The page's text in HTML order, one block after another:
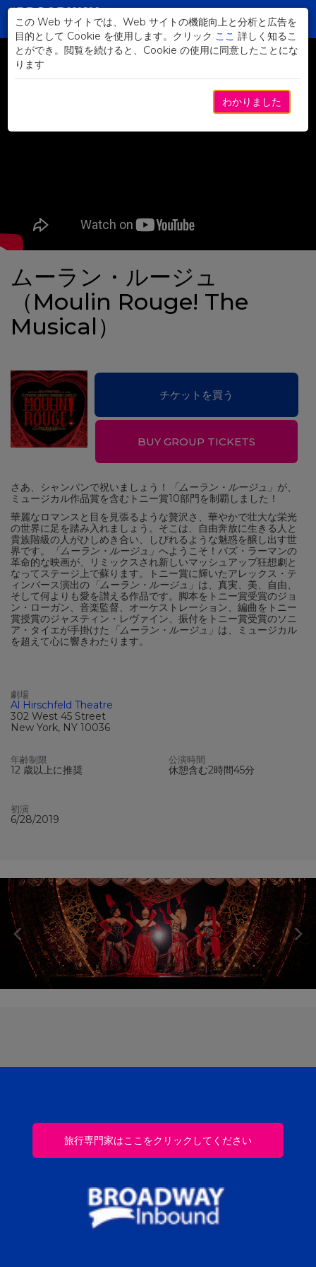
Skip
Main
Content
ムーラン・ルージュ
（Moulin Rouge! The
Musical）
チケットを買う
BUY GROUP TICKETS
さあ、シャンパンで祝いましょう！ 「ムーラン・ルージュ」 が、
ミュージカル作品賞を含むトニー賞10部門を制覇しました！
華麗なロマンスと目を見張るような贅沢さ、華やかで壮大な栄光
の世界に足を踏み入れましょう。そこは、自由奔放に生きる人と
貴族階級の人がひしめき合い、しびれるような魅惑を醸し出す世
界です。
「ムーラン・ルージュ」 へようこそ！バズ・ラーマンの
革命的な映画が、リミックスされ新しいマッシュアップ狂想劇と
なってステージ上で蘇ります。トニー賞に輝いたアレックス・テ
ィンバース演出の 「ムーラン・ルージュ」 は、真実、美、自由、
そして何よりも愛を讃える作品です。脚本をトニー賞受賞のジョ
ン・ローガン、音楽監督、オーケストレーション、編曲をトニー
賞授賞のジャスティン・レヴァイン、振付をトニー賞受賞のソニ
ア・タイエが手掛けた
「ムーラン・ルージュ」 は、ミュージカル
を超えて心に響きわたります。
劇場
Al Hirschfeld Theatre
302 West 45 Street
New York, NY 10036
年齢制限
12 歳以上に推奨
公演時間
休憩含む2時間45分
初演
6/28/2019
Previous
この Web サイトでは、Web サイトの機能向上と分析と広告を
目的として Cookie を使用します。クリック ここ 詳しく知るこ
とができ。閲覧を続けると、Cookie の使用に同意したことにな
ります
わかりました
旅行専門家はここをクリックしてください